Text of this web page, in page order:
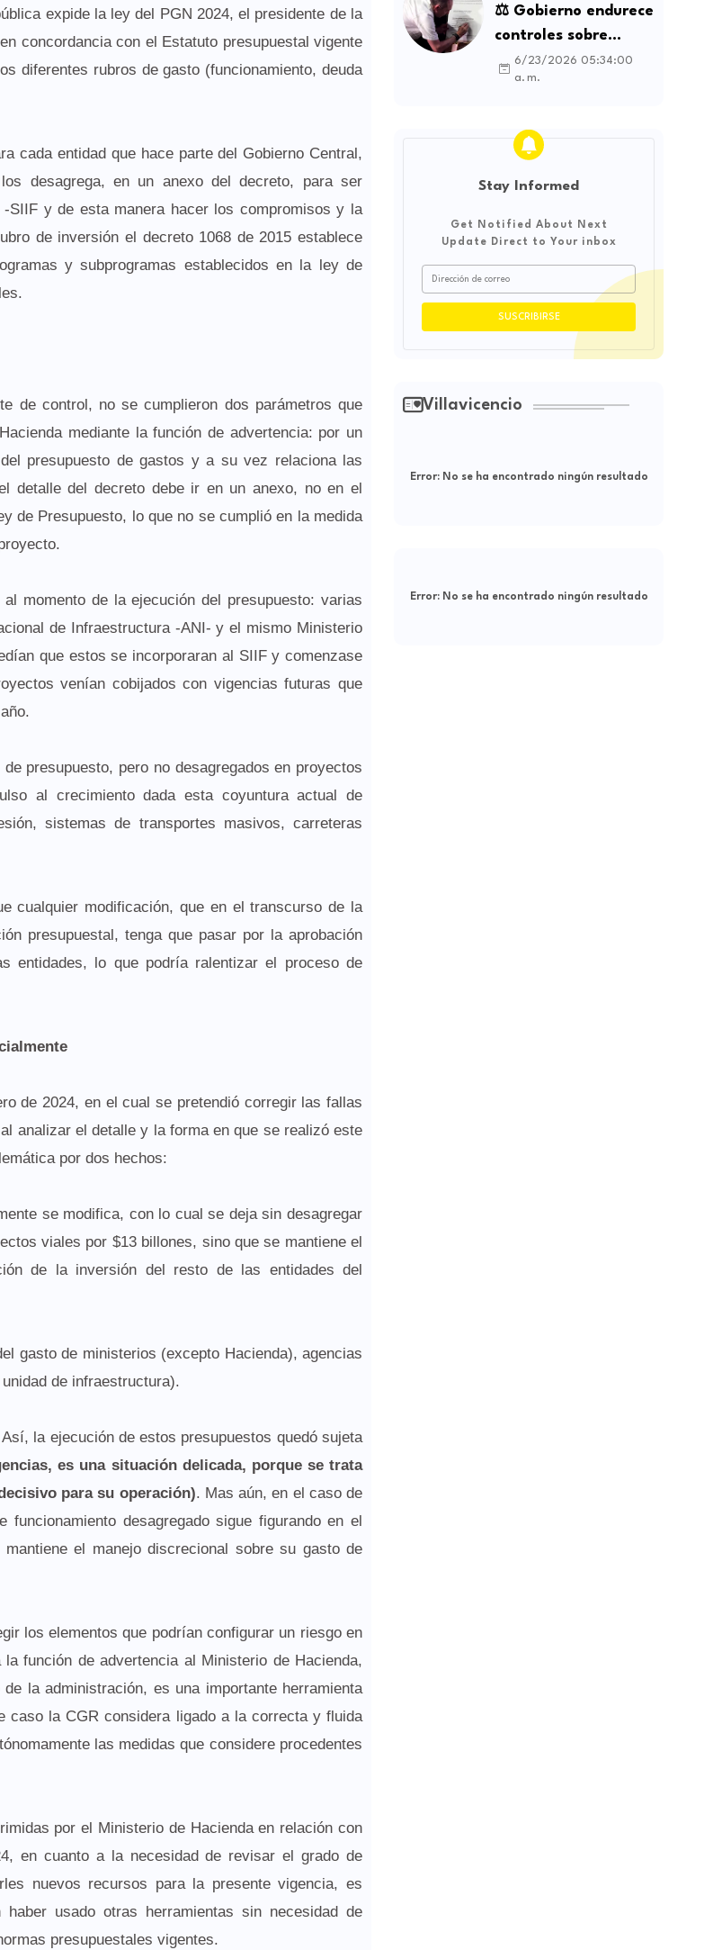
expide la ley del PGN 2024, el presidente de la
concordancia con el Estatuto presupuestal vigente
diferentes rubros de gasto (funcionamiento, deuda
cada entidad que hace parte del Gobierno Central,
desagrega, en un anexo del decreto, para ser
SIIF y de esta manera hacer los compromisos y la
de inversión el decreto 1068 de 2015 establece
y subprogramas establecidos en la ley de
de control, no se cumplieron dos parámetros que
mediante la función de advertencia: por un
presupuesto de gastos y a su vez relaciona las
detalle del decreto debe ir en un anexo, no en el
de Presupuesto, lo que no se cumplió en la medida
momento de la ejecución del presupuesto: varias
de Infraestructura -ANI- y el mismo Ministerio
que estos se incorporaran al SIIF y comenzase
venían cobijados con vigencias futuras que
presupuesto, pero no desagregados en proyectos
al crecimiento dada esta coyuntura actual de
sistemas de transportes masivos, carreteras
cualquier modificación, que en el transcurso de la
presupuestal, tenga que pasar por la aprobación
entidades, lo que podría ralentizar el proceso de
de 2024, en el cual se pretendió corregir las fallas
analizar el detalle y la forma en que se realizó este
por dos hechos:
se modifica, con lo cual se deja sin desagregar
viales por $13 billones, sino que se mantiene el
de la inversión del resto de las entidades del
gasto de ministerios (excepto Hacienda), agencias
de infraestructura).
la ejecución de estos presupuestos quedó sujeta
es una situación delicada, porque se trata
para su operación). Mas aún, en el caso de
desagregado sigue figurando en el
el manejo discrecional sobre su gasto de
los elementos que podrían configurar un riesgo en
función de advertencia al Ministerio de Hacienda,
la administración, es una importante herramienta
la CGR considera ligado a la correcta y fluida
las medidas que considere procedentes
por el Ministerio de Hacienda en relación con
en cuanto a la necesidad de revisar el grado de
nuevos recursos para la presente vigencia, es
usado otras herramientas sin necesidad de
presupuestales vigentes.
influencia
internacional
⚖️ Gobierno endurece
controles sobre
contratos sindicales
y busca frenar la
laboral ilegal
6/23/2026 05:34:00
a. m.
Stay Informed
Get Notified About Next
Update Direct to Your inbox
Villavicencio
Error:No se ha encontrado ningún resultado
Error:No se ha encontrado ningún resultado